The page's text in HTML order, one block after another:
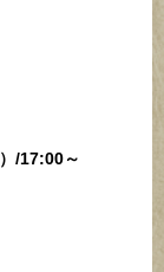
/17:00～